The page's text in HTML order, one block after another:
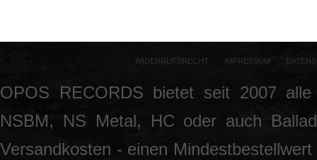
WIDERRUFSRECHT IMPRESSUM
OPOS RECORDS bietet seit 2007
NSBM, NS Metal, HC oder auch
Versandkosten - einen